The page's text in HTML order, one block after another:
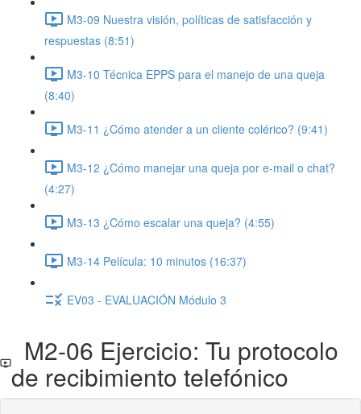
M3-09 Nuestra visión, políticas de satisfacción y
respuestas (8:51)
M3-10 Técnica EPPS para el manejo de una queja
(8:40)
M3-11 ¿Cómo atender a un cliente colérico? (9:41)
M3-12 ¿Cómo manejar una queja por e-mail o chat?
(4:27)
M3-13 ¿Cómo escalar una queja? (4:55)
M3-14 Película: 10 minutos (16:37)
EV03 - EVALUACIÓN Módulo 3
M2-06 Ejercicio: Tu protocolo
de recibimiento telefónico